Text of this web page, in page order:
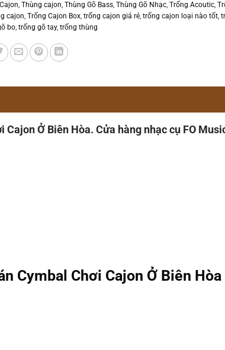
,Thùng cajon,Thùng Gõ Bass,Thùng Gõ Nhạc,Trống Acoutic,
cajon,Trống Cajon Box,trống cajon giá rẻ,trống cajon loại nào tốt,
bo,trống gõ tay,trống thùng
Ở Biên Hòa. Cửa hàng nhạc cụ FO
Cymbal Chơi Cajon Ở Biên Hòa